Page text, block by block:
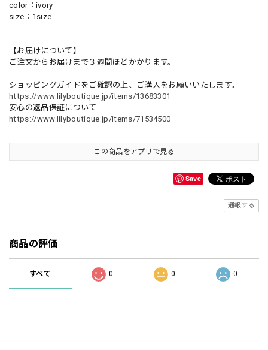
color：ivory
size：1size
【お届けについて】
ご注文からお届けまで３週間ほどかかります。
ショッピングガイドをご確認の上、ご購入をお願いいたします。
https://www.lilyboutique.jp/items/13683301
安心の返品保証について
https://www.lilyboutique.jp/items/71534500
この商品をアプリで見る
Save
通報する
商品の評価
すべて 0 0 0